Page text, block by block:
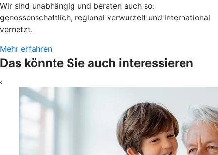
Wir sind unabhängig und beraten auch so:
genossenschaftlich, regional verwurzelt und international
vernetzt.
Mehr erfahren
Das könnte Sie auch interessieren
‹